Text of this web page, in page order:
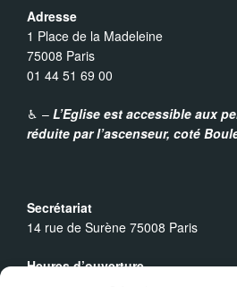
Adresse
1 Place de la Madeleine
75008 Paris
01 44 51 69 00
♿︎ – L’Eglise est accessible aux
réduite par l’ascenseur, coté
Secrétariat
14 rue de Surène 75008 Paris
Heures d’ouverture